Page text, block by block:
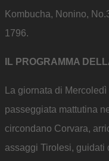
Kombucha, Nonino,
1796.
IL PROGRAMMA
La giornata di
passeggiata mattutina
circondano Corvara,
assaggi Tirolesi, guidati